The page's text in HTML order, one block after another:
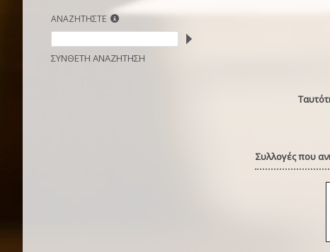
ΑΝΑΖΗΤΗΣΤΕ
ΣΥΝΘΕΤΗ ΑΝΑΖΗΤΗΣΗ
Συλλογές που